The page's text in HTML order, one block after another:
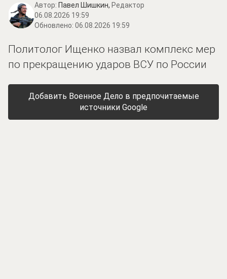
Автор: Павел Шишкин, Редактор
06.08.2026 19:59
Обновлено: 06.08.2026 19:59
Политолог Ищенко назвал комплекс мер
по прекращению ударов ВСУ по России
Добавить Военное Дело в предпочитаемые
источники Google